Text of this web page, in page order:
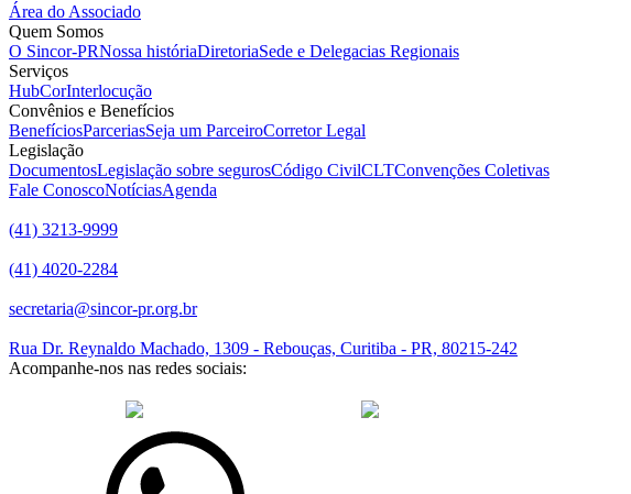
Área do Associado
Quem Somos
O Sincor-PRNossa históriaDiretoriaSede e Delegacias Regionais
Serviços
HubCorInterlocução
Convênios e Benefícios
BenefíciosParceriasSeja um ParceiroCorretor Legal
Legislação
DocumentosLegislação sobre segurosCódigo CivilCLTConvenções Coletivas
Fale ConoscoNotíciasAgenda
(41) 3213-9999
(41) 4020-2284
secretaria@sincor-pr.org.br
Rua Dr. Reynaldo Machado, 1309 - Rebouças, Curitiba - PR, 80215-242
Acompanhe-nos nas redes sociais: